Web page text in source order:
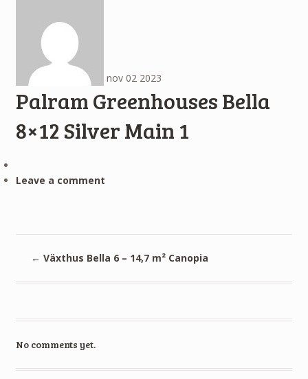
nov 02 2023
Palram Greenhouses Bella
8×12 Silver Main 1
Leave a comment
← Växthus Bella 6 – 14,7 m² Canopia
No comments yet.